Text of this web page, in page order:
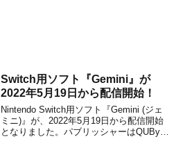
Switch用ソフト『Gemini』が
2022年5月19日から配信開始！
Nintendo Switch用ソフト『Gemini (ジェ
ミニ)』が、2022年5月19日から配信開始
となりました。パブリッシャーはQUByte